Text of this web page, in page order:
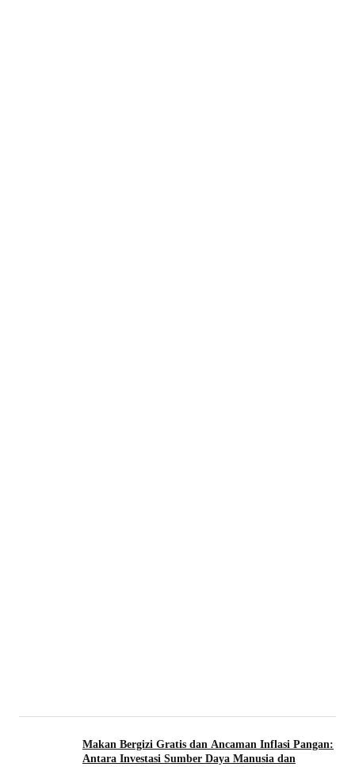
Makan Bergizi Gratis dan Ancaman Inflasi Pangan:
Antara Investasi Sumber Daya Manusia dan